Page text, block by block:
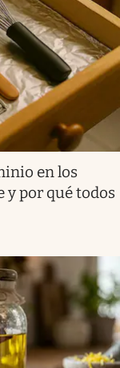
en los
y por qué todos